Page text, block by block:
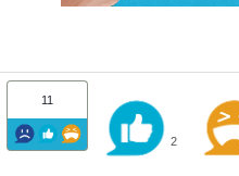
11
2